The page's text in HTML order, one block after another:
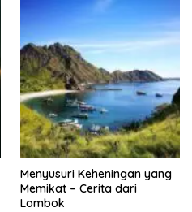
Menyusuri Keheningan yang
Memikat – Cerita dari
Lombok